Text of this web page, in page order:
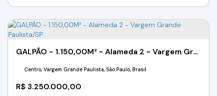
GALPÃO - 1.150,00M² - Alameda 2 - Vargem Grande Paulista/SP
R$ 3.250.000,00
Centro, Vargem Grande Paulista, São Paulo, Brasil